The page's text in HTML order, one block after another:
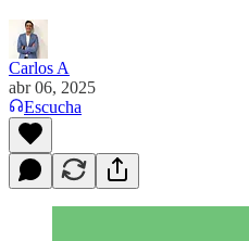
Carlos A
abr 06, 2025
Escucha